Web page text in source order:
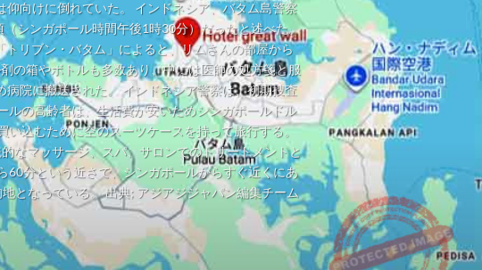
向けに倒れていた。 インドネシア、バタム島警察
シンガポール時間午後1時30分）だったと述べた。
リブン・バタム」によると、リムさんの部屋から
の箱やボトルも多数あり、中には医師の処方箋と服
院に搬送された。 インドネシア警察は、初期捜査
の高齢者は、生活費が安いためシンガポールドル
込むために空のスーツケースを持って旅行する。
なマッサージ、スパ、サロンでのトリートメントと
分という近さで、シンガポールからすぐ近くにあ
となっている。 出典; アジアジジャパン編集チーム